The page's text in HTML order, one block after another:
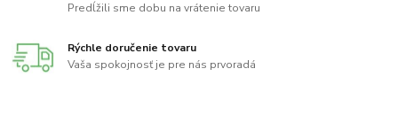
Predĺžili sme dobu na vrátenie tovaru
Rýchle doručenie tovaru
Vaša spokojnosť je pre nás prvoradá